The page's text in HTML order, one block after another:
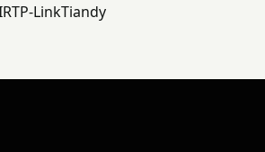
TP-LinkTiandy